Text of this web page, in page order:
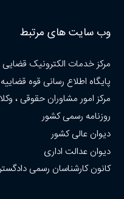
وب سایت های مرتبط
مرکز خدمات الکترونیک قضایی
پایگاه اطلاع رسانی قوه
مرکز امور مشاوران حقوقی ،
روزنامه رسمی کشور
دیوان عالی کشور
دیوان عدالت اداری
کانون کارشناسان رسمی